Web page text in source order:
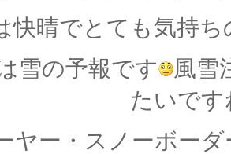
快晴でとても気持
雪の予報です
風雪
たいです
ヤー・スノーボー